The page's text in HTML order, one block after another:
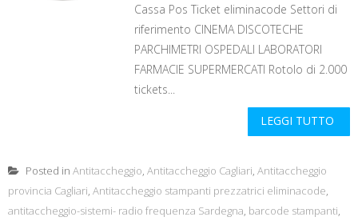
Cassa Pos Ticket eliminacode Settori di
riferimento CINEMA DISCOTECHE
PARCHIMETRI OSPEDALI LABORATORI
FARMACIE SUPERMERCATI Rotolo di 2.000
tickets...
LEGGI TUTTO
Posted in Antitaccheggio, Antitaccheggio Cagliari, Antitaccheggio
provincia Cagliari, Antitaccheggio stampanti prezzatrici eliminacode,
antitaccheggio-sistemi- radio frequenza Sardegna, barcode stampanti,